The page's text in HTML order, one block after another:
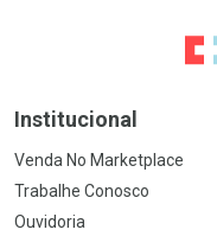
Ir
Institucional
Venda No Marketplace
Trabalhe Conosco
Ouvidoria